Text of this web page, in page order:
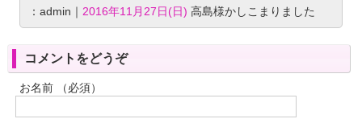
：admin｜ 2016年11月27日(日) 高島様かしこまりました
コメントをどうぞ
お名前 （必須）